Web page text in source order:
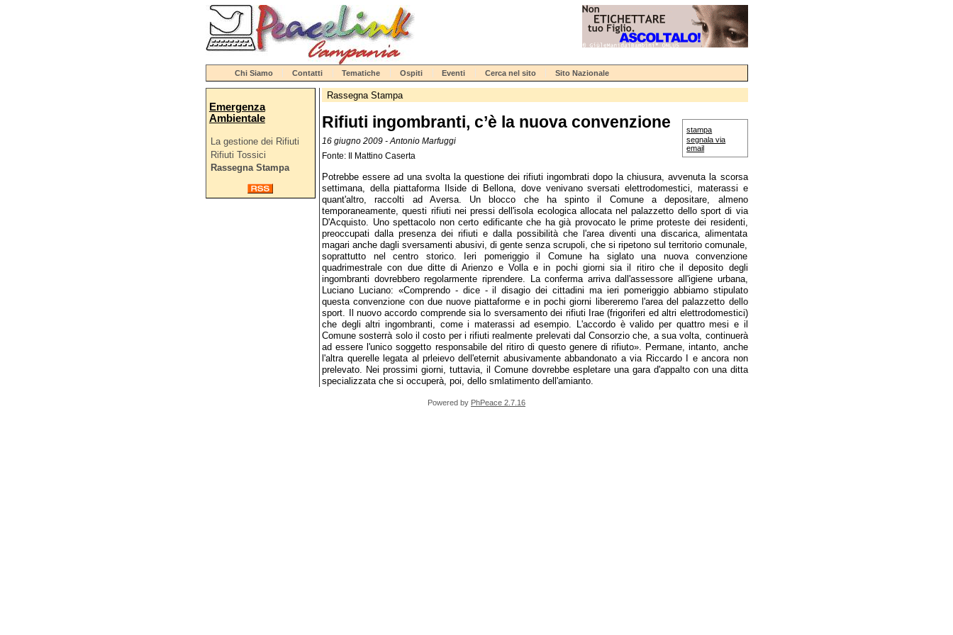
Chi Siamo Contatti Tematiche Ospiti Eventi Cerca nel sito Sito Nazionale
Emergenza
Ambientale
La gestione dei Rifiuti
Rifiuti Tossici
Rassegna Stampa
Rassegna Stampa
stampa
segnala via
email
Rifiuti ingombranti, c’è la nuova convenzione
16 giugno 2009 - Antonio Marfuggi
Fonte: Il Mattino Caserta
Potrebbe essere ad una svolta la questione dei rifiuti ingombrati dopo la chiusura, avvenuta la scorsa
settimana, della piattaforma Ilside di Bellona, dove venivano sversati elettrodomestici, materassi e
quant'altro, raccolti ad Aversa. Un blocco che ha spinto il Comune a depositare, almeno
temporaneamente, questi rifiuti nei pressi dell'isola ecologica allocata nel palazzetto dello sport di via
D'Acquisto. Uno spettacolo non certo edificante che ha già provocato le prime proteste dei residenti,
preoccupati dalla presenza dei rifiuti e dalla possibilità che l'area diventi una discarica, alimentata
magari anche dagli sversamenti abusivi, di gente senza scrupoli, che si ripetono sul territorio comunale,
soprattutto nel centro storico. Ieri pomeriggio il Comune ha siglato una nuova convenzione
quadrimestrale con due ditte di Arienzo e Volla e in pochi giorni sia il ritiro che il deposito degli
ingombranti dovrebbero regolarmente riprendere. La conferma arriva dall'assessore all'igiene urbana,
Luciano Luciano: «Comprendo - dice - il disagio dei cittadini ma ieri pomeriggio abbiamo stipulato
questa convenzione con due nuove piattaforme e in pochi giorni libereremo l'area del palazzetto dello
sport. Il nuovo accordo comprende sia lo sversamento dei rifiuti Irae (frigoriferi ed altri elettrodomestici)
che degli altri ingombranti, come i materassi ad esempio. L'accordo è valido per quattro mesi e il
Comune sosterrà solo il costo per i rifiuti realmente prelevati dal Consorzio che, a sua volta, continuerà
ad essere l'unico soggetto responsabile del ritiro di questo genere di rifiuto». Permane, intanto, anche
l'altra querelle legata al prleievo dell'eternit abusivamente abbandonato a via Riccardo I e ancora non
prelevato. Nei prossimi giorni, tuttavia, il Comune dovrebbe espletare una gara d'appalto con una ditta
specializzata che si occuperà, poi, dello smlatimento dell'amianto.
Powered by PhPeace 2.7.16